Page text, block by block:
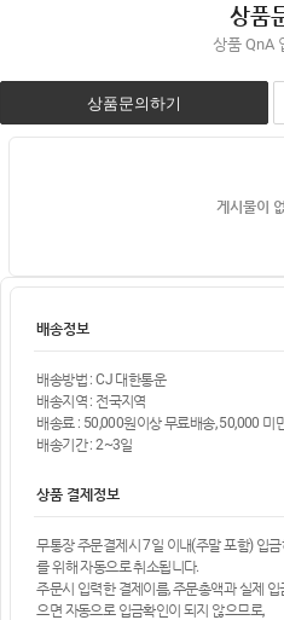
상품
상품 QnA
상품문의하기
게시물이
배송정보
배송방법 : CJ 대한통운
배송지역 : 전국지역
배송료 : 50,000원이상 무료배송, 50,000 미
배송기간 : 2~3일
상품 결제정보
무통장 주문결제시 7일 이내(주말 포함) 입
를 위해 자동으로 취소됩니다.
주문시 입력한 결제이름, 주문총액과 실제
으면 자동으로 입금확인이 되지 않으므로,